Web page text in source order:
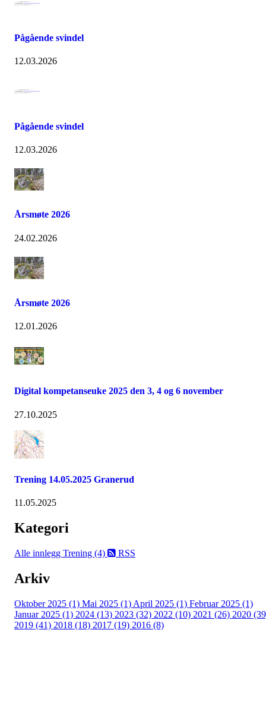
Pågående svindel
12.03.2026
Pågående svindel
12.03.2026
Årsmøte 2026
24.02.2026
Årsmøte 2026
12.01.2026
Digital kompetanseuke 2025 den 3, 4 og 6 november
27.10.2025
Trening 14.05.2025 Granerud
11.05.2025
Kategori
Alle innlegg Trening (4) RSS
Arkiv
Oktober 2025 (1) Mai 2025 (1) April 2025 (1) Februar 2025 (1)
Januar 2025 (1) 2024 (13) 2023 (32) 2022 (10) 2021 (26) 2020
2019 (41) 2018 (18) 2017 (19) 2016 (8)